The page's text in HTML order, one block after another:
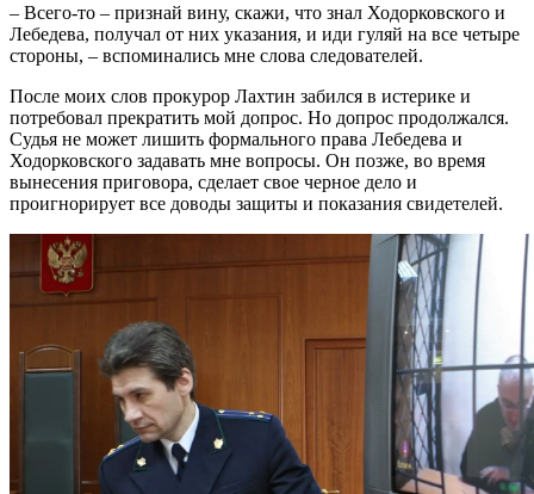
– Всего-то – признай вину, скажи, что знал Ходорковского и
Лебедева, получал от них указания, и иди гуляй на все четыре
стороны, – вспоминались мне слова следователей.
После моих слов прокурор Лахтин забился в истерике и
потребовал прекратить мой допрос. Но допрос продолжался.
Судья не может лишить формального права Лебедева и
Ходорковского задавать мне вопросы. Он позже, во время
вынесения приговора, сделает свое черное дело и
проигнорирует все доводы защиты и показания свидетелей.